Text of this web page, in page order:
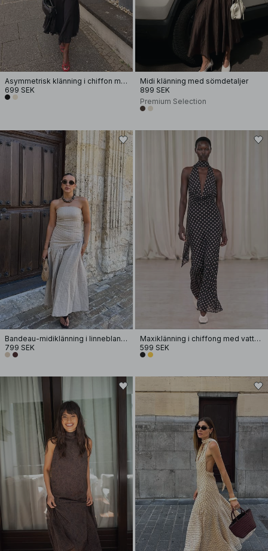
Asymmetrisk klänning i chiffon med halterneck
699 SEK
Midi klänning med sömdetaljer
899 SEK
Premium Selection
Bandeau-midiklänning i linneblandning
799 SEK
Maxiklänning i chiffong med vattenfallseffekt
599 SEK